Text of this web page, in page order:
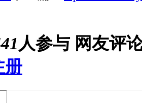
人参与 网友评
册